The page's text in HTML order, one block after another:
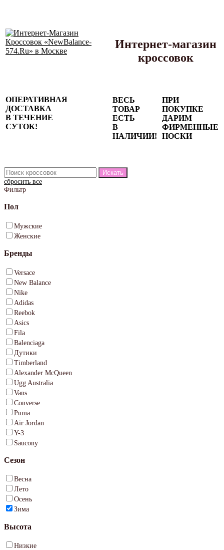
Интернет-магазин
кроссовок
ОПЕРАТИВНАЯ
ДОСТАВКА
В ТЕЧЕНИЕ
СУТОК!
ВЕСЬ
ТОВАР
ЕСТЬ
В
НАЛИЧИИ!
ПРИ
ПОКУПКЕ
ДАРИМ
ФИРМЕННЫЕ
НОСКИ
сбросить все
Фильтр
Пол
Мужские
Женские
Бренды
Versace
New Balance
Nike
Adidas
Reebok
Asics
Fila
Balenciaga
Дутики
Timberland
Alexander McQueen
Ugg Australia
Vans
Converse
Puma
Air Jordan
Y-3
Saucony
Сезон
Весна
Лето
Осень
Зима
Высота
Низкие